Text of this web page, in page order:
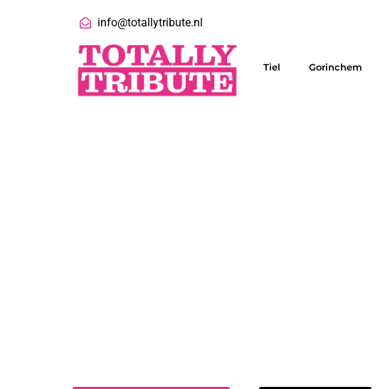
info@totallytribute.nl
Tiel Gorinchem